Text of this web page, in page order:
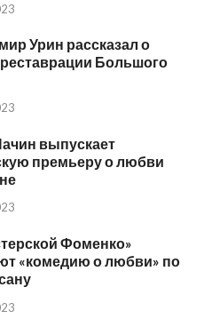
Урин рассказал о
Большого
выпускает
премьеру о любви
Фоменко»
«комедию о любви» по